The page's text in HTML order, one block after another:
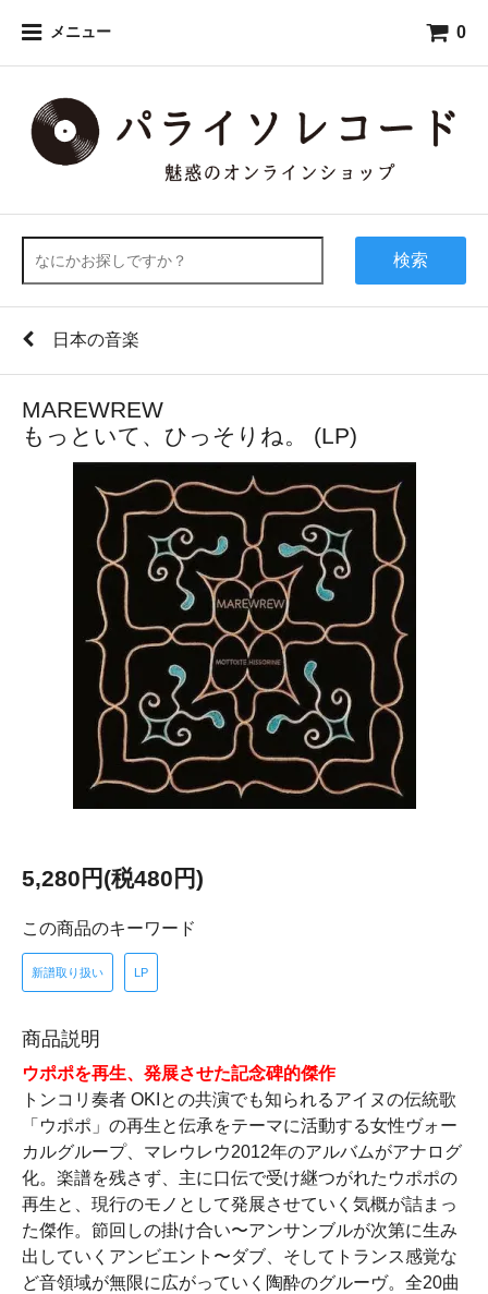
メニュー 0
検索
日本の音楽
MAREWREW
もっといて、ひっそりね。 (LP)
5,280円(税480円)
この商品のキーワード
新譜取り扱い LP
商品説明
ウポポを再生、発展させた記念碑的傑作
トンコリ奏者 OKIとの共演でも知られるアイヌの伝統歌
「ウポポ」の再生と伝承をテーマに活動する女性ヴォー
カルグループ、マレウレウ2012年のアルバムがアナログ
化。楽譜を残さず、主に口伝で受け継つがれたウポポの
再生と、現行のモノとして発展させていく気概が詰まっ
た傑作。節回しの掛け合い〜アンサンブルが次第に生み
出していくアンビエント〜ダブ、そしてトランス感覚な
ど音領域が無限に広がっていく陶酔のグルーヴ。全20曲